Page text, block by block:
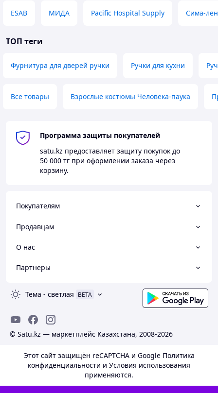
ESAB МИДА Pacific Hospital Supply Сима-
ТОП теги
Фурнитура для дверей ручки Ручки для кухни
Все товары Взрослые костюмы Человека-паука
Программа защиты покупателей
satu.kz предоставляет защиту покупок до
50 000 тг при оформлении заказа через
корзину.
Покупателям
Продавцам
О нас
Партнеры
Тема - светлая BETA
© Satu.kz — маркетплейс Казахстана, 2008-2026
Этот сайт защищён reCAPTCHA и Google Политика
конфиденциальности и Условия использования
применяются.